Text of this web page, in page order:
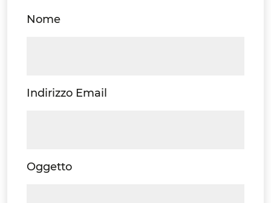
Nome
Indirizzo Email
Oggetto